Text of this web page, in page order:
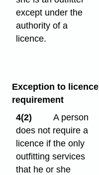
except under the
authority of a
licence.
Exception to licence
requirement
4(2)
A person
does not require a
licence if the only
outfitting services
that he or she